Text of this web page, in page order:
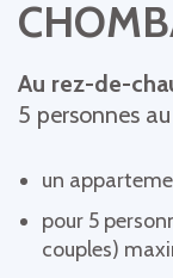
Au rez-de-
5 personnes
un
pour 5
couples)